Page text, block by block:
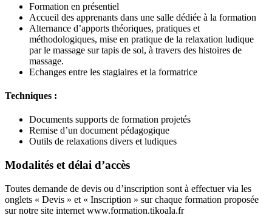
Formation en présentiel
Accueil des apprenants dans une salle dédiée à la formation
Alternance d’apports théoriques, pratiques et
méthodologiques, mise en pratique de la relaxation ludique
par le massage sur tapis de sol, à travers des histoires de
massage.
Echanges entre les stagiaires et la formatrice
Techniques :
Documents supports de formation projetés
Remise d’un document pédagogique
Outils de relaxations divers et ludiques
Modalités et délai d’accès
Toutes demande de devis ou d’inscription sont à effectuer via les
onglets « Devis » et « Inscription » sur chaque formation proposée
sur notre site internet www.formation.tikoala.fr